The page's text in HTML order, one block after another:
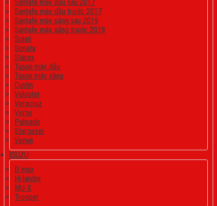
Santafe máy dầu sau 2017
Santafe máy dầu trước 2017
Santafe máy xăng sau 2019
Santafe máy xăng trước 2018
Solati
Sonata
Starex
Tuson máy dầu
Tuson máy xăng
Custin
Veloster
Veracruz
Verna
Palisade
Stargazer
Venue
ISUZU
D max
Hi lander
MU-X
Trooper